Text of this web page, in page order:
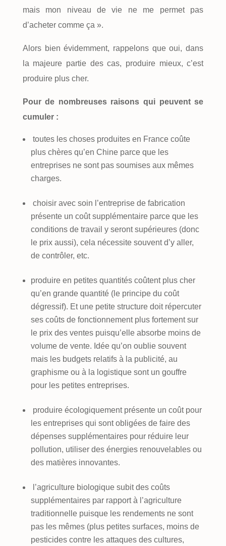
mais mon niveau de vie ne me permet pas
d’acheter comme ça ».
Alors bien évidemment, rappelons que oui, dans
la majeure partie des cas, produire mieux, c’est
produire plus cher.
Pour de nombreuses raisons qui peuvent se
cumuler :
toutes les choses produites en France coûte
plus chères qu’en Chine parce que les
entreprises ne sont pas soumises aux mêmes
charges.
choisir avec soin l’entreprise de fabrication
présente un coût supplémentaire parce que les
conditions de travail y seront supérieures (donc
le prix aussi), cela nécessite souvent d’y aller,
de contrôler, etc.
produire en petites quantités coûtent plus cher
qu’en grande quantité (le principe du coût
dégressif). Et une petite structure doit répercuter
ses coûts de fonctionnement plus fortement sur
le prix des ventes puisqu’elle absorbe moins de
volume de vente. Idée qu’on oublie souvent
mais les budgets relatifs à la publicité, au
graphisme ou à la logistique sont un gouffre
pour les petites entreprises.
produire écologiquement présente un coût pour
les entreprises qui sont obligées de faire des
dépenses supplémentaires pour réduire leur
pollution, utiliser des énergies renouvelables ou
des matières innovantes.
l’agriculture biologique subit des coûts
supplémentaires par rapport à l’agriculture
traditionnelle puisque les rendements ne sont
pas les mêmes (plus petites surfaces, moins de
pesticides contre les attaques des cultures,